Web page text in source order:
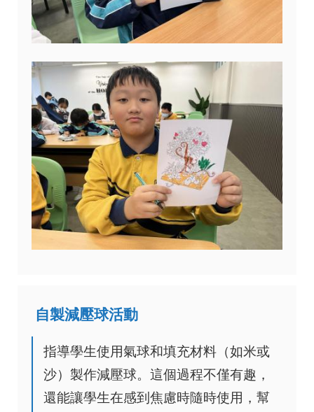
自製減壓球活動
指導學生使用氣球和填充材料（如米或
沙）製作減壓球。這個過程不僅有趣，
還能讓學生在感到焦慮時隨時使用，幫